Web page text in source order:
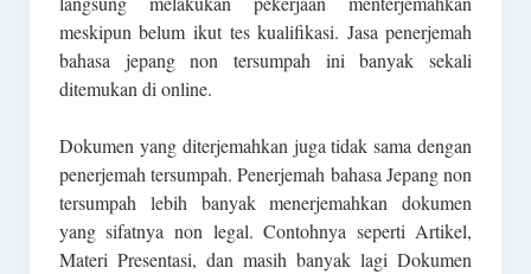
meskipun belum ikut tes kualifikasi. Jasa penerjemah
bahasa jepang non tersumpah ini banyak sekali
ditemukan di online.
Dokumen yang diterjemahkan juga tidak sama dengan
penerjemah tersumpah. Penerjemah bahasa Jepang non
tersumpah lebih banyak menerjemahkan dokumen
yang sifatnya non legal. Contohnya seperti Artikel,
Materi Presentasi, dan masih banyak lagi Dokumen